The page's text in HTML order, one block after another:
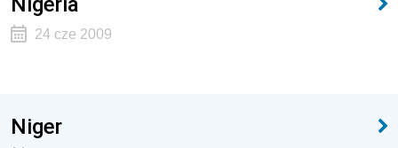
24 cze 2009
Niger